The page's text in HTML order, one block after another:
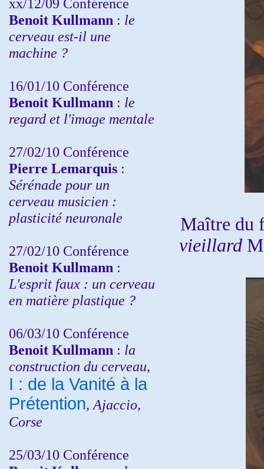
xx/12/09 Conférence
Benoit Kullmann : le
cerveau est-il une
machine ?
16/01/10 Conférence
Benoit Kullmann : le
regard et l'image mentale
27/02/10 Conférence
Pierre Lemarquis :
Sérénade pour un
cerveau musicien :
plasticité neuronale
27/02/10 Conférence
Benoit Kullmann :
L'esprit faux : un cerveau
en matière plastique ?
06/03/10 Conférence
Benoit Kullmann : la
construction du cerveau,
I : de la Vanité à la
Prétention, Ajaccio,
Corse
25/03/10 Conférence
Maître du
vieillard